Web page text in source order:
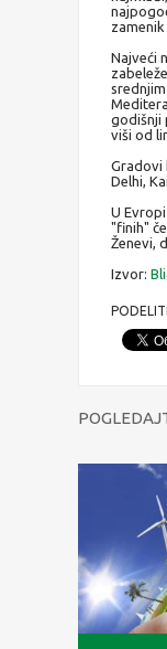
Najveći
godišnji
viši od
Gradovi
Delhi,
U
"finih"
Ženevi,
Izvor: